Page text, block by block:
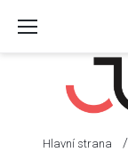
Hlavní strana /